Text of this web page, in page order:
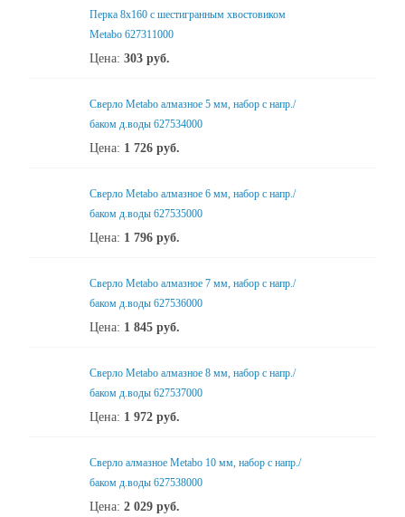
Перка 8x160 с шестигранным хвостовиком
Metabo 627311000
Цена: 303 руб.
Сверло Metabo алмазное 5 мм, набор с напр./
баком д.воды 627534000
Цена: 1 726 руб.
Сверло Metabo алмазное 6 мм, набор с напр./
баком д.воды 627535000
Цена: 1 796 руб.
Сверло Metabo алмазное 7 мм, набор с напр./
баком д.воды 627536000
Цена: 1 845 руб.
Сверло Metabo алмазное 8 мм, набор с напр./
баком д.воды 627537000
Цена: 1 972 руб.
Сверло алмазное Metabo 10 мм, набор с напр./
баком д.воды 627538000
Цена: 2 029 руб.